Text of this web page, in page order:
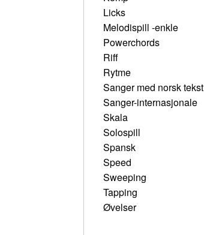
Licks
Melodispill -enkle
Powerchords
Riff
Rytme
Sanger med norsk tekst
Sanger-internasjonale
Skala
Solospill
Spansk
Speed
Sweeping
Tapping
Øvelser